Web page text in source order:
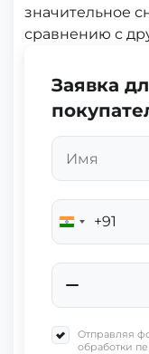
значительное
сравнению с
Заявка
India
+91
+91
Отправляя
обработки